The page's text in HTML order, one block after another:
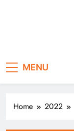
MENU
Home 2022